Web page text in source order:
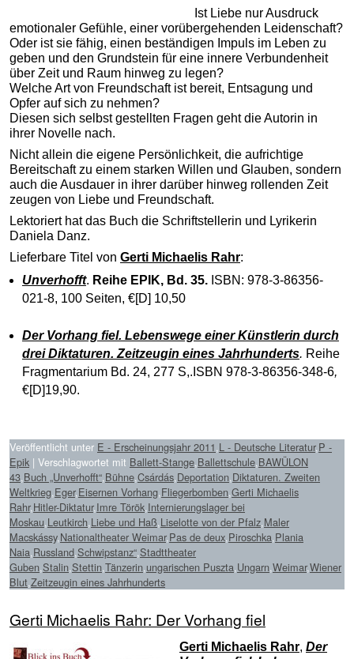
Ist Liebe nur Ausdruck
emotionaler Gefühle, einer vorübergehenden Leidenschaft?
Oder ist sie fähig, einen beständigen Impuls im Leben zu
geben und den Grundstein für eine innere Verbundenheit
über Zeit und Raum hinweg zu legen?
Welche Art von Freundschaft ist bereit, Entsagung und
Opfer auf sich zu nehmen?
Diesen sich selbst gestellten Fragen geht die Autorin in
ihrer Novelle nach.
Nicht allein die eigene Persönlichkeit, die aufrichtige
Bereitschaft zu einem starken Willen und Glauben, sondern
auch die Ausdauer in ihrer darüber hinweg rollenden Zeit
zeugen von Liebe und Freundschaft.
Lektoriert hat das Buch die Schriftstellerin und Lyrikerin
Daniela Danz.
Lieferbare Titel von Gerti Michaelis Rahr:
Unverhofft. Reihe EPIK, Bd. 35. ISBN: 978-3-86356-
021-8, 100 Seiten, €[D] 10,50
Der Vorhang fiel. Lebenswege einer Künstlerin durch
drei Diktaturen. Zeitzeugin eines Jahrhunderts. Reihe
Fragmentarium Bd. 24, 277 S,.ISBN 978-3-86356-348-6,
€[D]19,90.
Veröffentlicht unter E - Erscheinungsjahr 2011,L - Deutsche Literatur,P -
Epik | Verschlagwortet mit Ballett-Stange,Ballettschule,BAWÜLON
43,Buch „Unverhofft“,Bühne,Csárdás,Deportation,Diktaturen. Zweiten
Weltkrieg,Eger,Eisernen Vorhang,Fliegerbomben,Gerti Michaelis
Rahr,Hitler-Diktatur,Imre Török,Internierungslager bei
Moskau,Leutkirch,Liebe und Haß,Liselotte von der Pfalz,Maler
Macskássy,Nationaltheater Weimar,Pas de deux,Piroschka,Plania
Naia,Russland,Schwipstanz“,Stadttheater
Guben,Stalin,Stettin,Tänzerin,ungarischen Puszta,Ungarn,Weimar,Wiener
Blut,Zeitzeugin eines Jahrhunderts
Gerti Michaelis Rahr: Der Vorhang fiel
Gerti Michaelis Rahr, Der